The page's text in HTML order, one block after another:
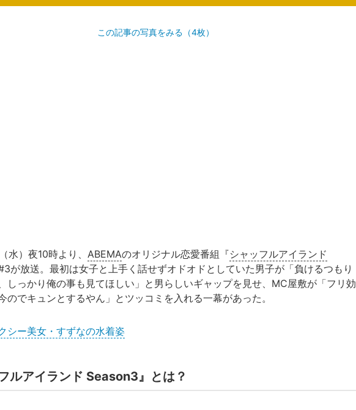
この記事の写真をみる（4枚）
水）夜10時より、 ABEMAのオリジナル恋愛番組『シャッフルアイランド
が放送。最初は女子と上手く話せずオドオドとしていた男子が「負けるつもり
しっかり俺の事も見てほしい」と男らしいギャップを見せ、MC屋敷が「フリ効
のでキュンとするやん」とツッコミを入れる一幕があった。
シー美女・すずなの水着姿
フルアイランド Season3』とは？